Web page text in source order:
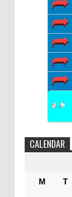
CALENDAR
M T